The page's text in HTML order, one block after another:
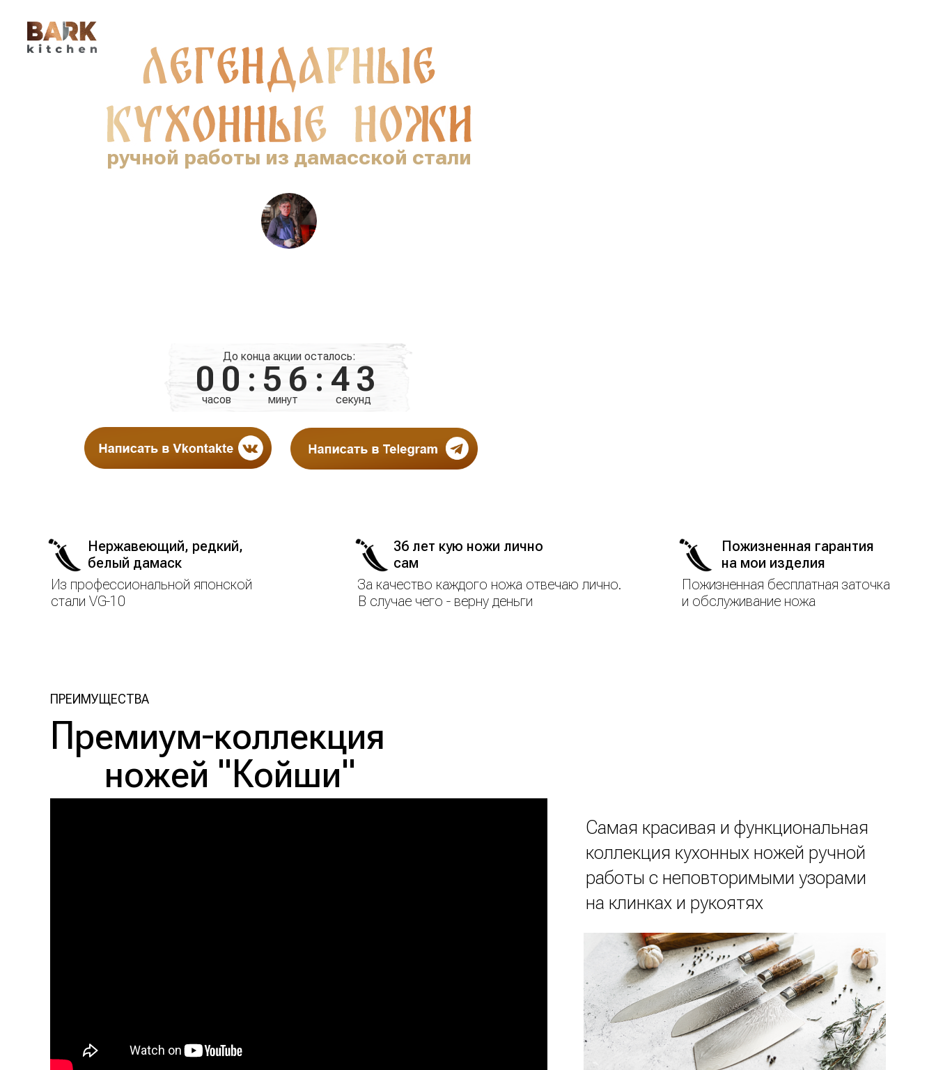
ручной работы из дамасской стали
00:56:42
часов минут секунд
До конца акции осталось:
Нержавеющий, редкий,
белый дамаск
Из профессиональной японской
стали VG-10
36 лет кую ножи лично
сам
За качество каждого ножа отвечаю лично.
В случае чего - верну деньги
Пожизненная гарантия
на мои изделия
Пожизненная бесплатная заточка
и обслуживание ножа
Премиум-коллекция
Самая красивая и функциональная
коллекция кухонных ножей ручной
работы с неповторимыми узорами
на клинках и рукоятях
ножей "Койши"
ПРЕИМУЩЕСТВА